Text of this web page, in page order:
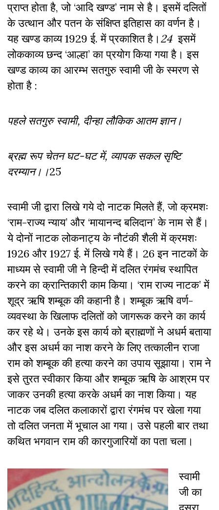
प्राप्त होता है, जो ‘आदि खण्ड’ नाम से है। इसमें दलितों
के उत्थान और पतन के संक्षिप्त इतिहास का वर्णन है।
यह खण्ड काव्य 1929 ई. में प्रकाशित है। 24इसमें
लोककाव्य छन्द ‘आल्हा’ का प्रयोग किया गया है। इस
खण्ड काव्य का आरम्भ सतगुरु स्वामी जी के स्मरण से
होता है :
पहले सतगुरु स्वामी, दीन्हा लौकिक आतम ज्ञान।
ब्रह्म रूप चेतन घट-घट में, व्यापक सकल सृष्टि
दरम्यान।।25
स्वामी जी द्वारा लिखे गये दो नाटक मिलते हैं, जो क्रमशः
‘राम-राज्य न्याय’ और ‘मायानन्द बलिदान’ के नाम से हैं।
ये दोनों नाटक लोकनाट्य के नौटंकी शैली में क्रमशः
1926 और 1927 ई. में लिखे गये हैं। 26 इन नाटकों के
माध्यम से स्वामी जी ने हिन्दी में दलित रंगमंच स्थापित
करने का क्रान्तिकारी काम किया। ‘राम राज्य नाटक’ में
शूद्र ऋषि शम्बूक की कहानी है। शम्बूक ऋषि वर्ण-
व्यवस्था के खिलाफ दलितों को जागरूक करने का कार्य
कर रहे थे। उनके इस कार्य को ब्राह्मणों ने अधर्म बताया
और इस अधर्म का नाश करने के लिए तत्कालीन राजा
राम को शम्बूक की हत्या करने का उपाय सूझाया। राम ने
इसे तुरत स्वीकार किया और शम्बूक ऋषि के आश्रम पर
जाकर उनकी हत्या करके अधर्म का नाश किया। यह
नाटक जब दलित कलाकारों द्वारा रंगमंच पर खेला गया
तो दलित जनता में भूचाल आ गया। उसे पहली बार तथा
कथित भगवान राम की कारगुजारियों का पता चला।
स्वामी
जी का